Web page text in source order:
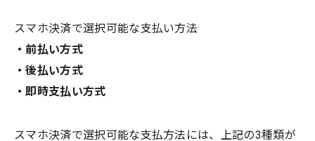
スマホ決済で選択可能な支払い方法
・前払い方式
・後払い方式
・即時支払い方式
スマホ決済で選択可能な支払方法には、上記の3種類が